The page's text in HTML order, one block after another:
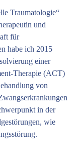
Traumatologie“
und
für
habe ich 2015
einer
Therapie (ACT)
von
in der
wie